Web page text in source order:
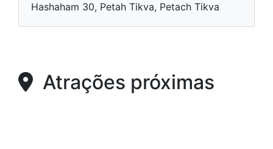
Hashaham 30, Petah Tikva, Petach Tikva
Atrações próximas